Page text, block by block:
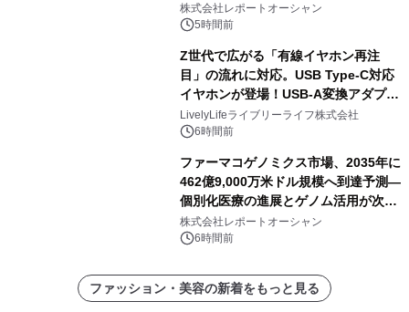
株式会社レポートオーシャン
5時間前
Z世代で広がる「有線イヤホン再注
目」の流れに対応。USB Type-C対応
イヤホンが登場！USB-A変換アダプタ
ー付きでスマホからパソコンまで幅広
く活用可能
LivelyLifeライブリーライフ株式会社
6時間前
ファーマコゲノミクス市場、2035年に
462億9,000万米ドル規模へ到達予測―
個別化医療の進展とゲノム活用が次世
代ヘルスケア投資を加速
株式会社レポートオーシャン
6時間前
ファッション・美容の新着をもっと見る